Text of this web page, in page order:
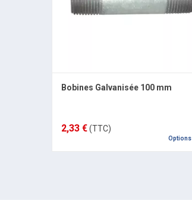
Bobines Galvanisée 100 mm
2,33 €(TTC)
Options